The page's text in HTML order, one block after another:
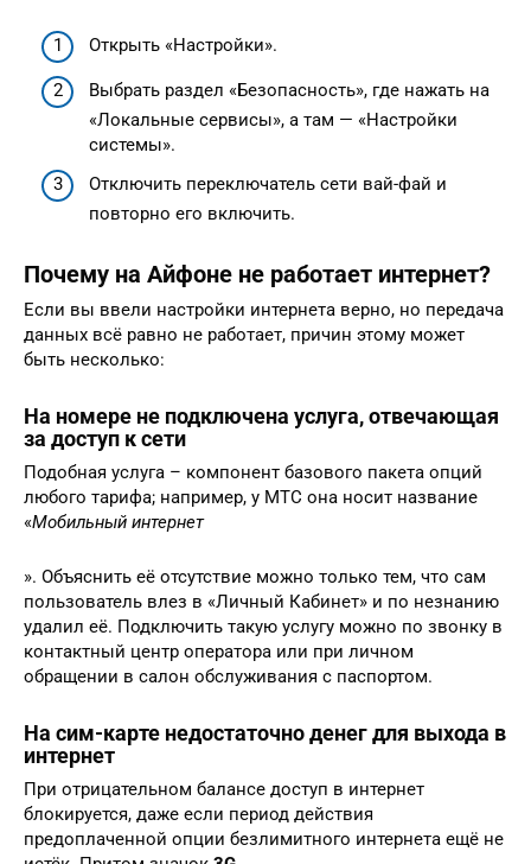
Открыть «Настройки».
Выбрать раздел «Безопасность», где нажать на
«Локальные сервисы», а там — «Настройки
системы».
Отключить переключатель сети вай-фай и
повторно его включить.
Почему на Айфоне не работает интернет?
Если вы ввели настройки интернета верно, но передача
данных всё равно не работает, причин этому может
быть несколько:
На номере не подключена услуга, отвечающая
за доступ к сети
Подобная услуга – компонент базового пакета опций
любого тарифа; например, у МТС она носит название
«Мобильный интернет
». Объяснить её отсутствие можно только тем, что сам
пользователь влез в «Личный Кабинет» и по незнанию
удалил её. Подключить такую услугу можно по звонку в
контактный центр оператора или при личном
обращении в салон обслуживания с паспортом.
На сим-карте недостаточно денег для выхода в
интернет
При отрицательном балансе доступ в интернет
блокируется, даже если период действия
предоплаченной опции безлимитного интернета ещё не